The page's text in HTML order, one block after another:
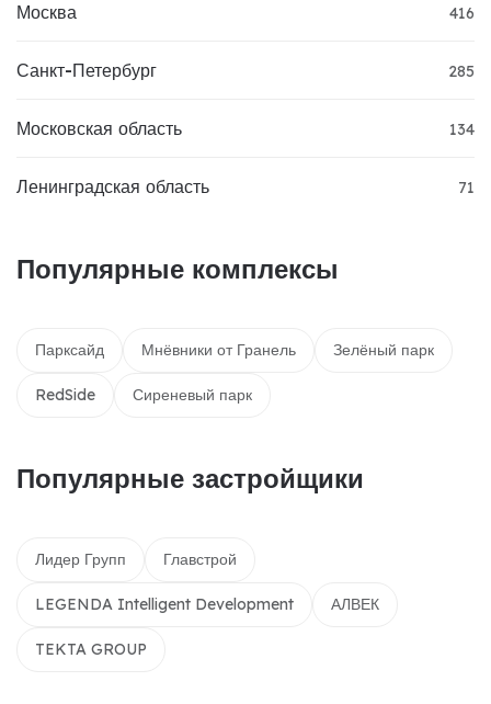
Москва 416
Санкт-Петербург 285
Московская область 134
Ленинградская область 71
Популярные комплексы
Парксайд Мнёвники от Гранель Зелёный парк
RedSide Сиреневый парк
Популярные застройщики
Лидер Групп Главстрой
LEGENDA Intelligent Development АЛВЕК
TEKTA GROUP